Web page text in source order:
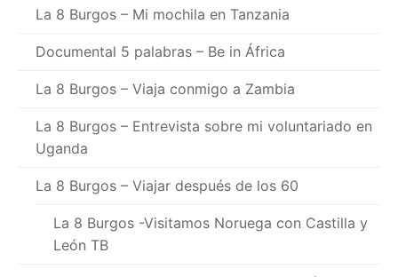
La 8 Burgos – Mi mochila en Tanzania
Documental 5 palabras – Be in África
La 8 Burgos – Viaja conmigo a Zambia
La 8 Burgos – Entrevista sobre mi voluntariado en
Uganda
La 8 Burgos – Viajar después de los 60
La 8 Burgos -Visitamos Noruega con Castilla y
León TB